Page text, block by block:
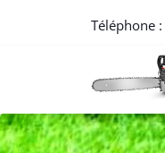
Téléphone :